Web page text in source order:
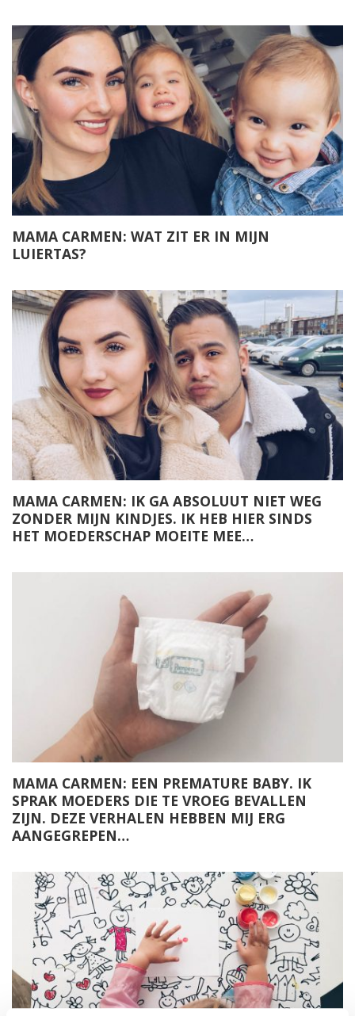
MAMA CARMEN: WAT ZIT ER IN MIJN
LUIERTAS?
MAMA CARMEN: IK GA ABSOLUUT NIET WEG
ZONDER MIJN KINDJES. IK HEB HIER SINDS
HET MOEDERSCHAP MOEITE MEE…
MAMA CARMEN: EEN PREMATURE BABY. IK
SPRAK MOEDERS DIE TE VROEG BEVALLEN
ZIJN. DEZE VERHALEN HEBBEN MIJ ERG
AANGEGREPEN…